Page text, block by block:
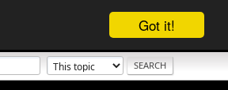
Got it!